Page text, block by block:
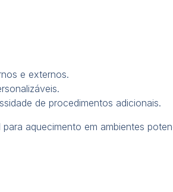
e externos.
de procedimentos adicionais.
aquecimento em ambientes